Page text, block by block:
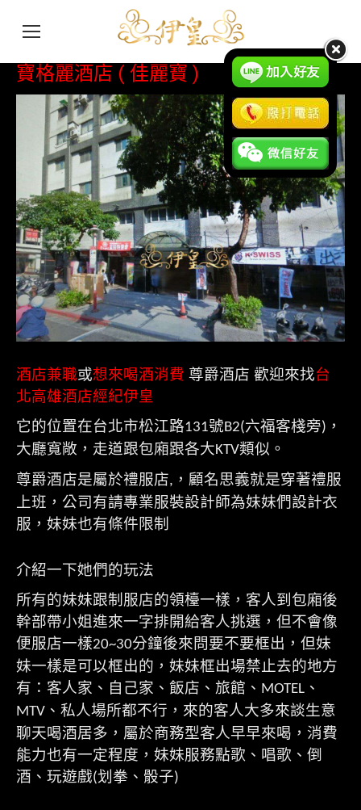
寶格麗酒店 ( 佳麗寶 )
酒店兼職或想來喝酒消費 尊爵酒店 歡迎來找台
北高雄酒店經紀伊皇
它的位置在台北市松江路131號B2(六福客棧旁) ，
大廳寬敞，走道跟包廂跟各大KTV類似。
尊爵酒店是屬於禮服店, ，顧名思義就是穿著禮服
上班，公司有請專業服裝設計師為妹妹們設計衣
服，妹妹也有條件限制
介紹一下她們的玩法
所有的妹妹跟制服店的領檯一樣，客人到包廂後
幹部帶小姐進來一字排開給客人挑選，但不會像
便服店一樣20~30分鐘後來問要不要框出，但妹
妹一樣是可以框出的，妹妹框出場禁止去的地方
有：客人家、自己家、飯店、旅館、 MOTEL 、
MTV 、私人場所都不行，來的客人大多來談生意
聊天喝酒居多，屬於商務型客人早早來喝，消費
能力也有一定程度，妹妹服務點歌、唱歌、倒
酒、玩遊戲(划拳、骰子)